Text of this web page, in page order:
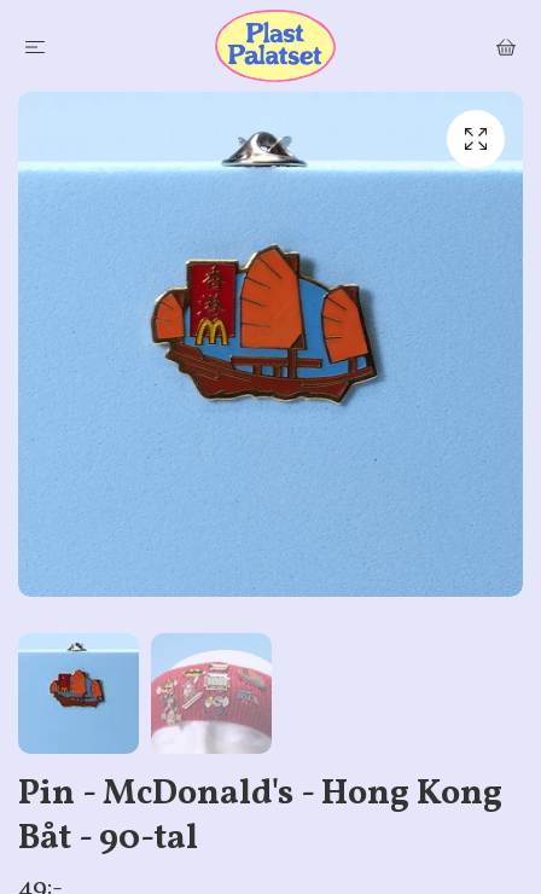
Pin - McDonald's - Hong Kong
Båt - 90-tal